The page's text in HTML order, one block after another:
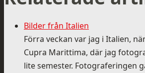
Bilder från Italien
Förra veckan var jag i Italien,
Cupra Marittima, där jag
lite semester. Fotograferingen